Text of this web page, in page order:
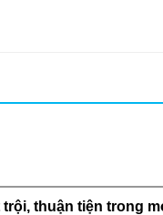
thuận tiện trong